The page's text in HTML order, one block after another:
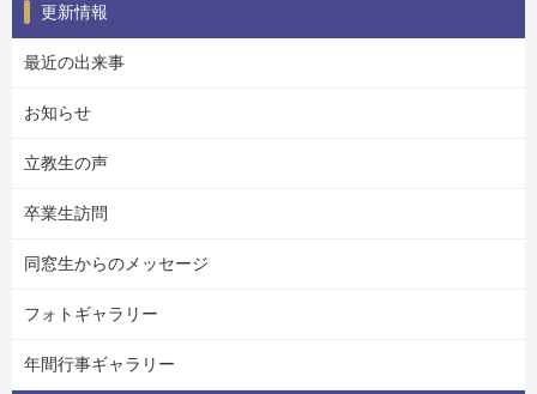
更新情報
最近の出来事
お知らせ
立教生の声
卒業生訪問
同窓生からのメッセージ
フォトギャラリー
年間行事ギャラリー